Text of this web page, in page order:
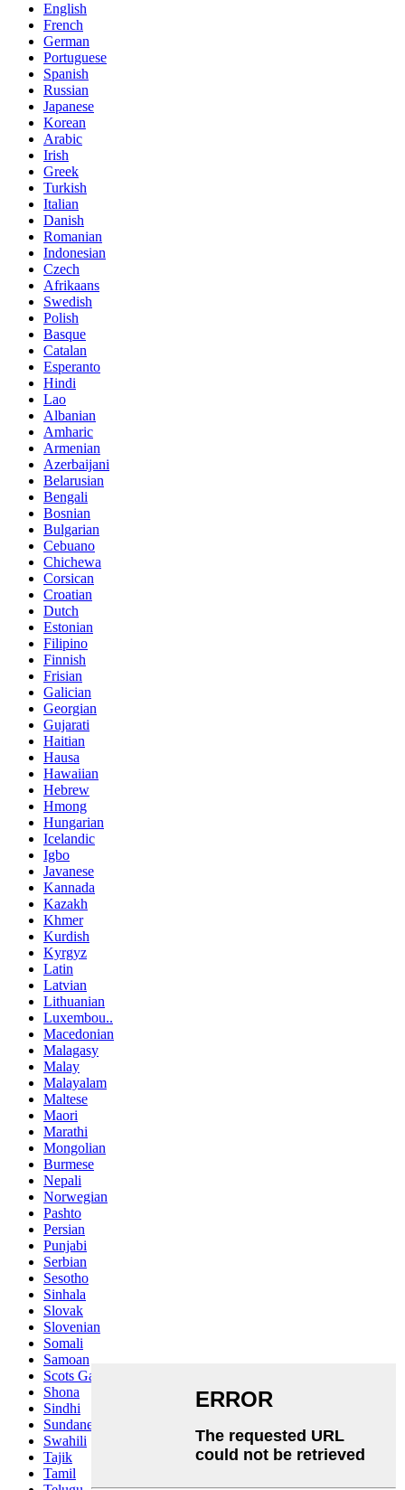
English
French
German
Portuguese
Spanish
Russian
Japanese
Korean
Arabic
Irish
Greek
Turkish
Italian
Danish
Romanian
Indonesian
Czech
Afrikaans
Swedish
Polish
Basque
Catalan
Esperanto
Hindi
Lao
Albanian
Amharic
Armenian
Azerbaijani
Belarusian
Bengali
Bosnian
Bulgarian
Cebuano
Chichewa
Corsican
Croatian
Dutch
Estonian
Filipino
Finnish
Frisian
Galician
Georgian
Gujarati
Haitian
Hausa
Hawaiian
Hebrew
Hmong
Hungarian
Icelandic
Igbo
Javanese
Kannada
Kazakh
Khmer
Kurdish
Kyrgyz
Latin
Latvian
Lithuanian
Luxembou..
Macedonian
Malagasy
Malay
Malayalam
Maltese
Maori
Marathi
Mongolian
Burmese
Nepali
Norwegian
Pashto
Persian
Punjabi
Serbian
Sesotho
Sinhala
Slovak
Slovenian
Somali
Samoan
Scots Gaelic
Shona
Sindhi
Sundanese
Swahili
Tajik
Tamil